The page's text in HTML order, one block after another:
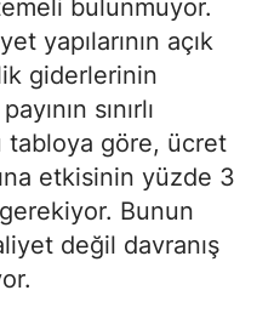
bulunmuyor.
yapılarının açık
giderlerinin
sınırlı
tabloya göre, ücret
etkisinin yüzde 3
gerekiyor. Bunun
değil davranış